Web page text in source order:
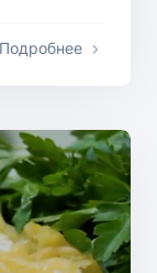
Подробнее